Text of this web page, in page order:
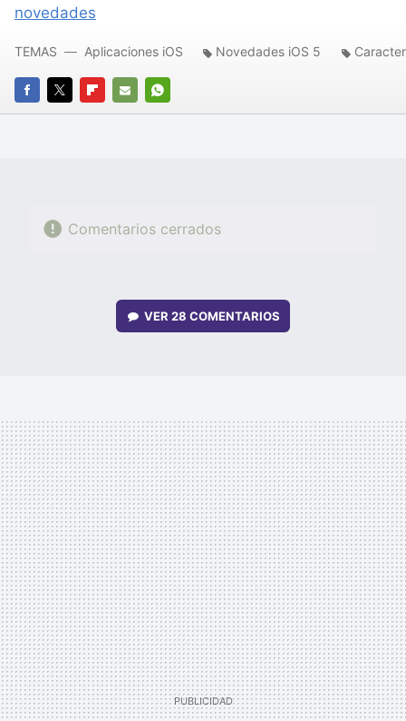
novedades
FACEBOOK
TWITTERFLIPBOARD
E-
WHATSAPP
TEMAS Aplicaciones iOS Novedades iOS 5
Comentarios cerrados
VER 28 COMENTARIOS